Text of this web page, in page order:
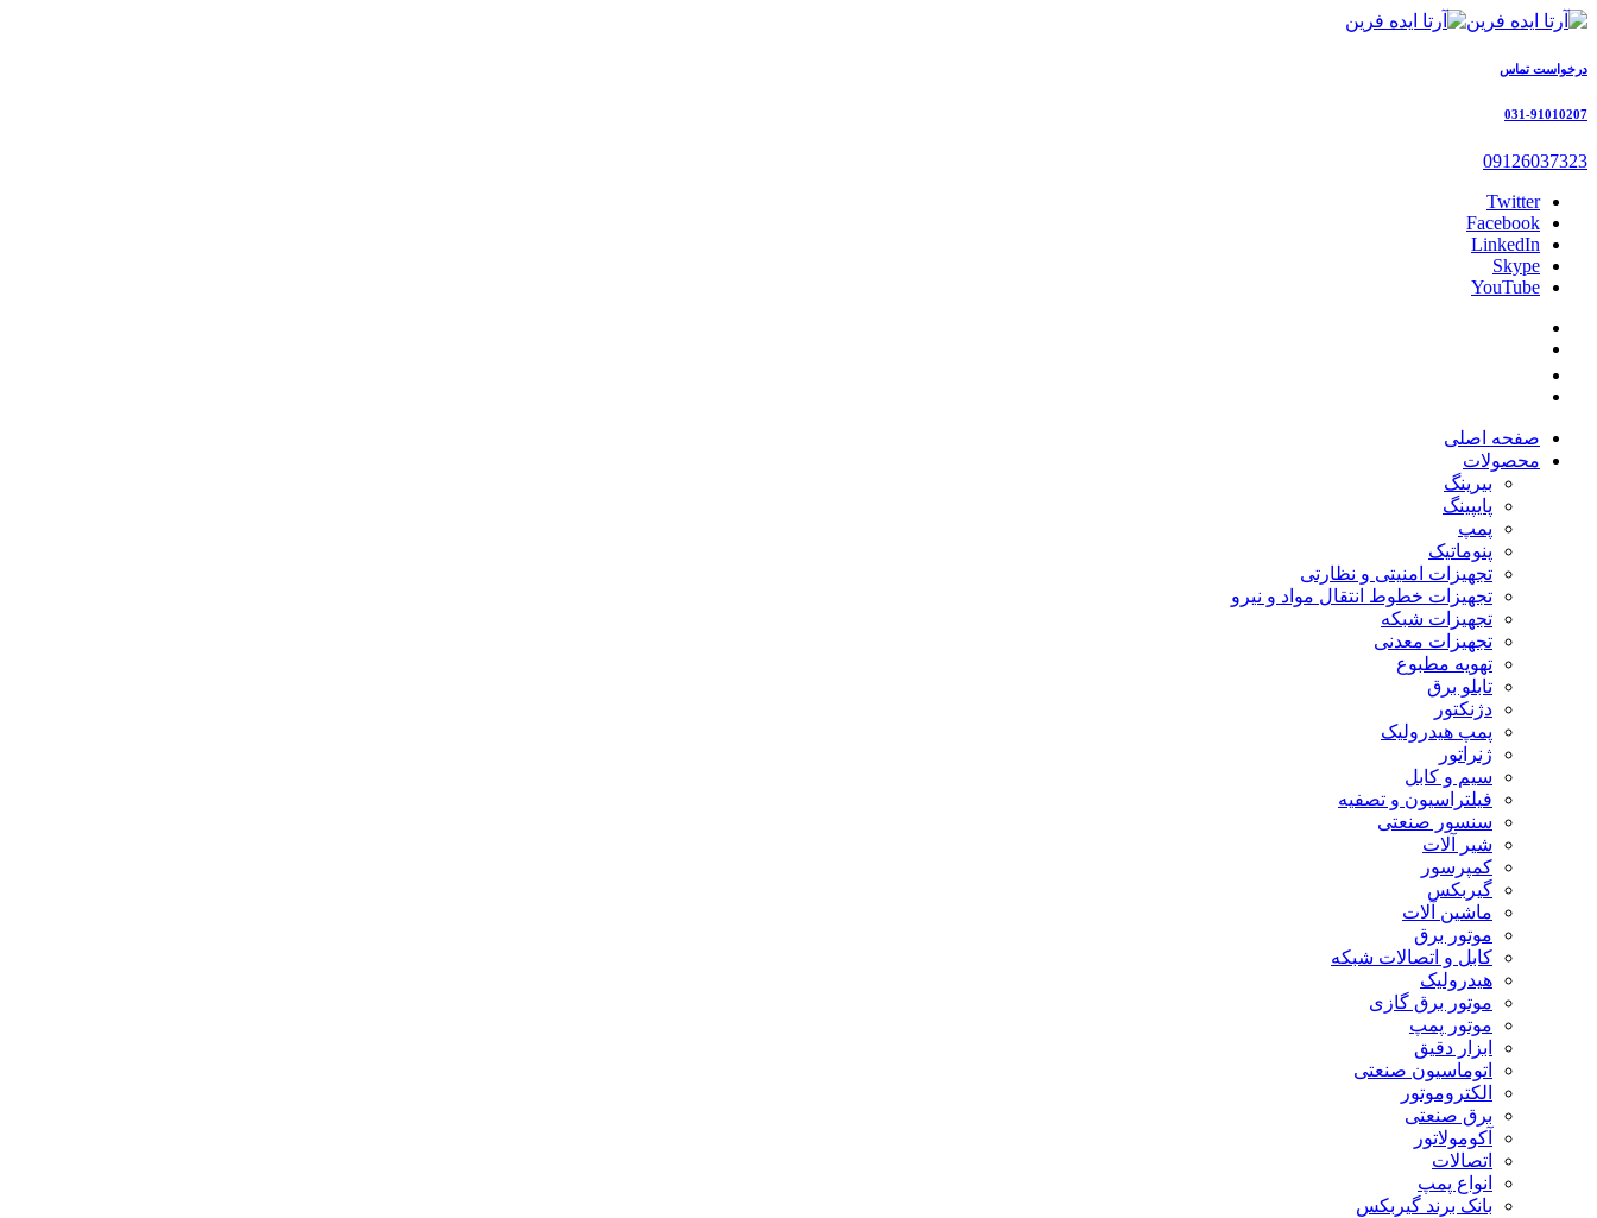
درخواست تماس
031-91010207
09126037323
Twitter
Facebook
LinkedIn
Skype
YouTube
صفحه اصلی
محصولات
بیرینگ
پایپینگ
پمپ
پنوماتیک
تجهیزات امنیتی و نظارتی
تجهیزات خطوط انتقال مواد و نیرو
تجهیزات شبکه
تجهیزات معدنی
تهویه مطبوع
تابلو برق
دژنکتور
پمپ هیدرولیک
ژنراتور
سیم و کابل
فیلتراسیون و تصفیه
سنسور صنعتی
شیر آلات
کمپرسور
گیربکس
ماشین آلات
موتور برق
کابل و اتصالات شبکه
هیدرولیک
موتور برق گازی
موتور پمپ
ابزار دقیق
اتوماسیون صنعتی
الکتروموتور
برق صنعتی
آکومولاتور
اتصالات
انواع پمپ
بانک برند گیربکس